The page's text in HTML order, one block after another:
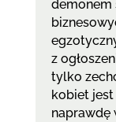
demonem
z
tylko
kobiet
naprawdę